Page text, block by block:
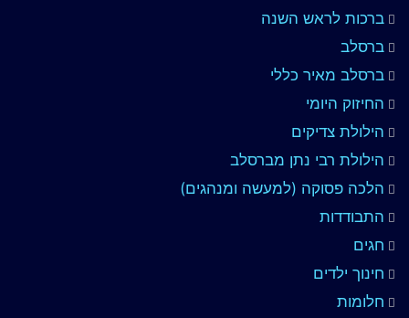
ברכות לראש השנה
ברסלב
ברסלב מאיר כללי
החיזוק היומי
הילולת צדיקים
הילולת רבי נתן מברסלב
הלכה פסוקה (למעשה ומנהגים)
התבודדות
חגים
חינוך ילדים
חלומות